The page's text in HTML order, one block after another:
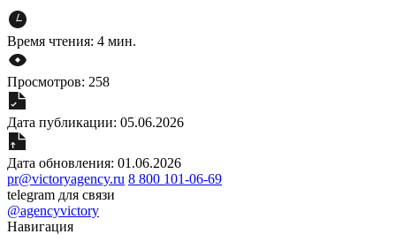
Время чтения: 4 мин.
Просмотров: 258
Дата публикации: 05.06.2026
Дата обновления: 01.06.2026
pr@victoryagency.ru 8 800 101-06-69
telegram для связи
@agencyvictory
Навигация